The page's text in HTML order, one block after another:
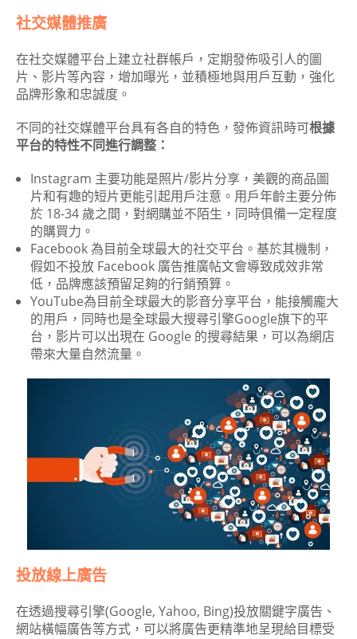
社交媒體推廣
在社交媒體平台上建立社群帳戶，定期發佈吸引人的圖
片、影片等內容，增加曝光，並積極地與用戶互動，強化
品牌形象和忠誠度。
不同的社交媒體平台具有各自的特色，發佈資訊時可根據
平台的特性不同進行調整：
Instagram 主要功能是照片/影片分享，美觀的商品圖
片和有趣的短片更能引起用戶注意。用戶年齡主要分佈
於 18-34 歲之間，對網購並不陌生，同時俱備一定程度
的購買力。
Facebook 為目前全球最大的社交平台。基於其機制，
假如不投放 Facebook 廣告推廣帖文會導致成效非常
低，品牌應該預留足夠的行銷預算。
YouTube為目前全球最大的影音分享平台，能接觸龐大
的用戶，同時也是全球最大搜尋引擎Google旗下的平
台，影片可以出現在 Google 的搜尋結果，可以為網店
帶來大量自然流量。
投放線上廣告
在透過搜尋引擎(Google, Yahoo, Bing)投放關鍵字廣告、
網站橫幅廣告等方式，可以將廣告更精準地呈現給目標受